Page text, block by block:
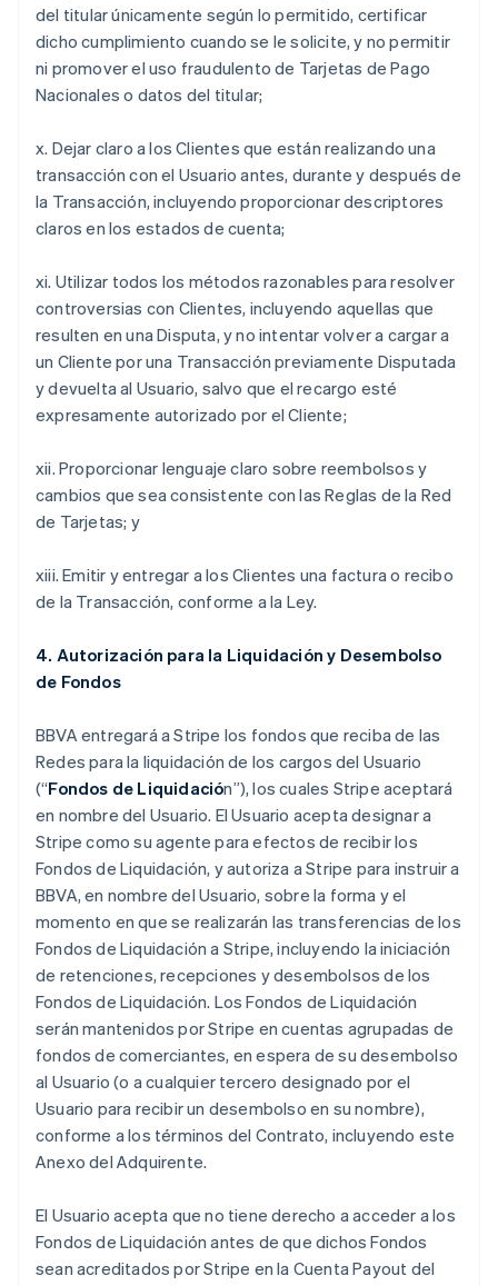
del titular únicamente según lo permitido, certificar
dicho cumplimiento cuando se le solicite, y no permitir
ni promover el uso fraudulento de Tarjetas de Pago
Nacionales o datos del titular;
x. Dejar claro a los Clientes que están realizando una
transacción con el Usuario antes, durante y después de
la Transacción, incluyendo proporcionar descriptores
claros en los estados de cuenta;
xi. Utilizar todos los métodos razonables para resolver
controversias con Clientes, incluyendo aquellas que
resulten en una Disputa, y no intentar volver a cargar a
un Cliente por una Transacción previamente Disputada
y devuelta al Usuario, salvo que el recargo esté
expresamente autorizado por el Cliente;
xii. Proporcionar lenguaje claro sobre reembolsos y
cambios que sea consistente con las Reglas de la Red
de Tarjetas; y
xiii. Emitir y entregar a los Clientes una factura o recibo
de la Transacción, conforme a la Ley.
4. Autorización para la Liquidación y Desembolso
de Fondos
BBVA entregará a Stripe los fondos que reciba de las
Redes para la liquidación de los cargos del Usuario
(“Fondos de Liquidación”), los cuales Stripe aceptará
en nombre del Usuario. El Usuario acepta designar a
Stripe como su agente para efectos de recibir los
Fondos de Liquidación, y autoriza a Stripe para instruir a
BBVA, en nombre del Usuario, sobre la forma y el
momento en que se realizarán las transferencias de los
Fondos de Liquidación a Stripe, incluyendo la iniciación
de retenciones, recepciones y desembolsos de los
Fondos de Liquidación. Los Fondos de Liquidación
serán mantenidos por Stripe en cuentas agrupadas de
fondos de comerciantes, en espera de su desembolso
al Usuario (o a cualquier tercero designado por el
Usuario para recibir un desembolso en su nombre),
conforme a los términos del Contrato, incluyendo este
Anexo del Adquirente.
El Usuario acepta que no tiene derecho a acceder a los
Fondos de Liquidación antes de que dichos Fondos
sean acreditados por Stripe en la Cuenta Payout del